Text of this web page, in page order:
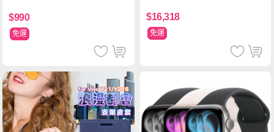
$990
免運
$16,318
免運